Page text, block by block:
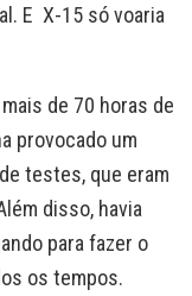
E X-15 só voaria
de 70 horas de
provocado um
testes, que eram
disso, havia
para fazer o
os tempos.